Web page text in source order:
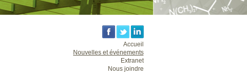
Accueil
Nouvelles et événements
Extranet
Nous joindre